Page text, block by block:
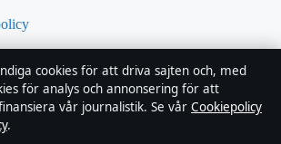
cookies för att driva sajten och, med
för analys och annonsering för att
vår journalistik. Se vår Cookiepolicy
.